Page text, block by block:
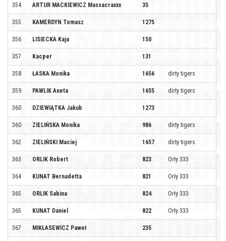
354 ARTUR MACKIEWICZ Massacraxxx 35
355 KAMERDYN Tomasz 1275
356 LISIECKA Kaja 150
357 Kacper 131
358 ŁASKA Monika 1656 dirty tigers
359 PAWLIK Aneta 1655 dirty tigers
360 DZIEWIĄTKA Jakub 1273
360 ZIELIŃSKA Monika 986 dirty tigers
362 ZIELIŃSKI Maciej 1657 dirty tigers
363 ORLIK Robert 823 Orły 333
364 KUNAT Bernadetta 821 Orły 333
365 ORLIK Sabina 824 Orły 333
365 KUNAT Daniel 822 Orły 333
367 MIKŁASEWICZ Paweł 235